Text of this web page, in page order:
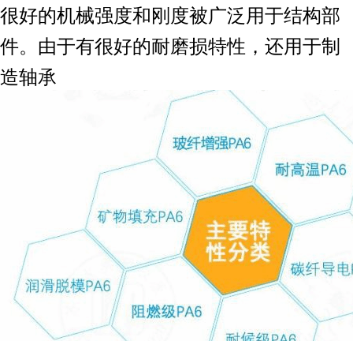
很好的机械强度和刚度被广泛用于结构部
件。由于有很好的耐磨损特性，还用于制
造轴承